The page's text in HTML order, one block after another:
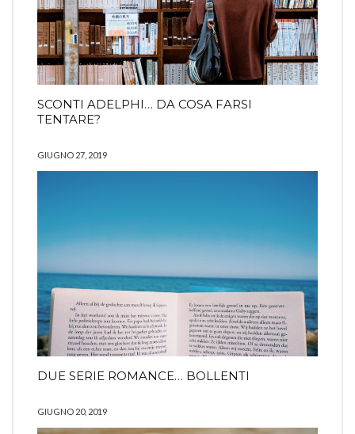
SCONTI ADELPHI… DA COSA FARSI
TENTARE?
GIUGNO 27, 2019
DUE SERIE ROMANCE… BOLLENTI
GIUGNO 20, 2019